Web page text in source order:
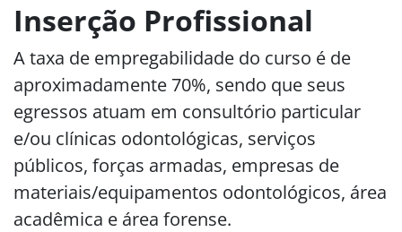
Inserção Profissional
A taxa de empregabilidade do curso é de
aproximadamente 70%, sendo que seus
egressos atuam em consultório particular
e/ou clínicas odontológicas, serviços
públicos, forças armadas, empresas de
materiais/equipamentos odontológicos, área
acadêmica e área forense.